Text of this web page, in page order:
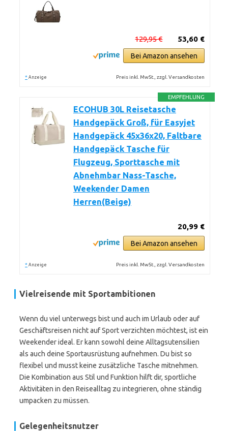
53,60 €
129,95 €
Bei Amazon ansehen
* Anzeige Preis inkl. MwSt., zzgl. Versandkosten
EMPFEHLUNG
ECOHUB 30L Reisetasche
Handgepäck Groß, für Easyjet
Handgepäck 45x36x20, Faltbare
Handgepäck Tasche für
Flugzeug, Sporttasche mit
Abnehmbar Nass-Tasche,
Weekender Damen
Herren(Beige)
20,99 €
Bei Amazon ansehen
* Anzeige Preis inkl. MwSt., zzgl. Versandkosten
Vielreisende mit Sportambitionen
Wenn du viel unterwegs bist und auch im Urlaub oder auf
Geschäftsreisen nicht auf Sport verzichten möchtest, ist ein
Weekender ideal. Er kann sowohl deine Alltagsutensilien
als auch deine Sportausrüstung aufnehmen. Du bist so
flexibel und musst keine zusätzliche Tasche mitnehmen.
Die Kombination aus Stil und Funktion hilft dir, sportliche
Aktivitäten in den Reisealltag zu integrieren, ohne ständig
umpacken zu müssen.
Gelegenheitsnutzer